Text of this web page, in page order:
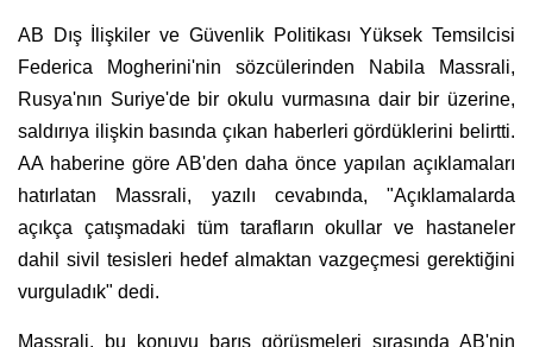
AB Dış İlişkiler ve Güvenlik Politikası Yüksek Temsilcisi
Federica Mogherini'nin sözcülerinden Nabila Massrali,
Rusya'nın Suriye'de bir okulu vurmasına dair bir üzerine,
saldırıya ilişkin basında çıkan haberleri gördüklerini belirtti.
AA haberine göre AB'den daha önce yapılan açıklamaları
hatırlatan Massrali, yazılı cevabında, "Açıklamalarda
açıkça çatışmadaki tüm tarafların okullar ve hastaneler
dahil sivil tesisleri hedef almaktan vazgeçmesi gerektiğini
vurguladık" dedi.
Massrali, bu konuyu barış görüşmeleri sırasında AB'nin